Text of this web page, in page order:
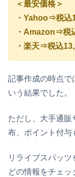
＜最安価格＞
・Yahoo⇒税込
・Amazon⇒税
・楽天⇒税込
記事作成の時点で
いう結果でした。
ただし、大手通
布、ポイント付与
リライブスパッツ
どの情報をチェッ